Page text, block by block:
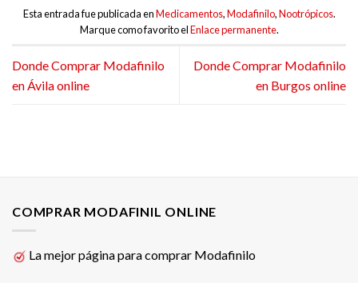
Esta entrada fue publicada enMedicamentos,Modafinilo,Nootrópicos.
Marque como favorito elEnlace permanente.
Donde Comprar Modafinilo
en Ávila online
Donde Comprar Modafinilo
en Burgos online
COMPRAR MODAFINIL ONLINE
La mejor página para comprar Modafinilo